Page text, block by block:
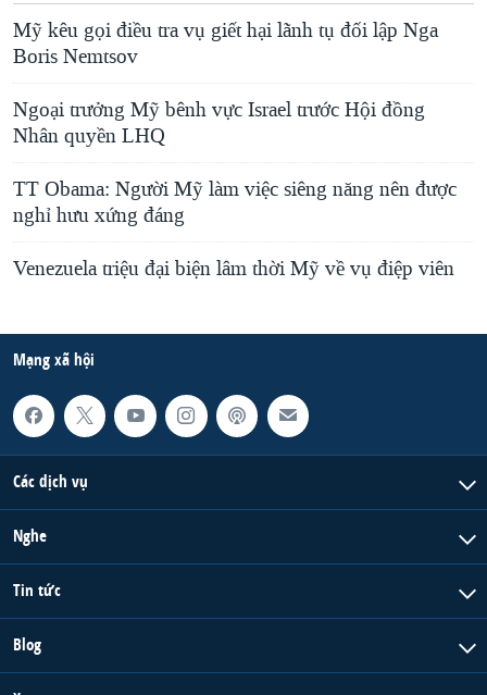
Mỹ kêu gọi điều tra vụ giết hại lãnh tụ đối lập Nga
Boris Nemtsov
Ngoại trưởng Mỹ bênh vực Israel trước Hội đồng
Nhân quyền LHQ
TT Obama: Người Mỹ làm việc siêng năng nên được
nghỉ hưu xứng đáng
Venezuela triệu đại biện lâm thời Mỹ về vụ điệp viên
Mạng xã hội
Các dịch vụ
Nghe
Tin tức
Blog